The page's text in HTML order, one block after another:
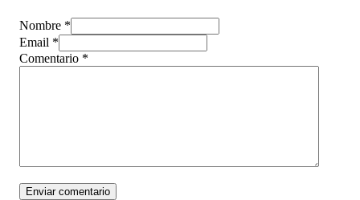
Nombre *
Email *
Comentario *